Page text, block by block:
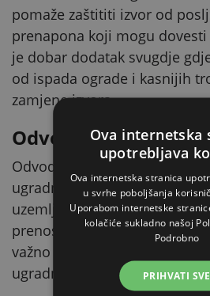
pomaže zaštititi izvor od
prenapona koji mogu
je dobar dodatak svugdje
od ispada ograde i kasnijih
zamjene izvora.
Odvodi prenapon u
Odvodnik je dizajniran tako
ugradnju, pomogne provesti
uzemljenje. Na taj se način
prenosi dalje prema
važno je kvalitetno
ugradnja prema preporukama
Ova internetska
upotrebljava
Ova internetska stranica
u svrhe poboljšanja
Uporabom internetske
kolačiće sukladno našoj
Podrobno
PRIHVATI SVE